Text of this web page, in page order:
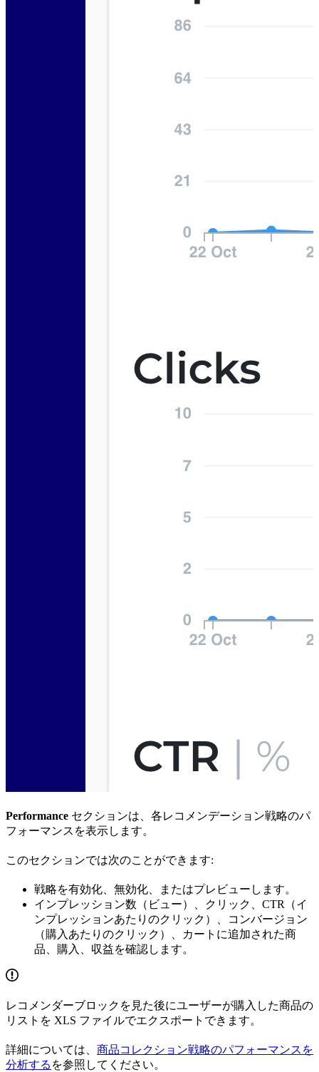
Performance セクションは、各レコメンデーション戦略のパ
フォーマンスを表示します。
このセクションでは次のことができます:
戦略を有効化、無効化、またはプレビューします。
インプレッション数（ビュー）、クリック、CTR（イ
ンプレッションあたりのクリック）、コンバージョン
（購入あたりのクリック）、カートに追加された商
品、購入、収益を確認します。
レコメンダーブロックを見た後にユーザーが購入した商品の
リストを XLS ファイルでエクスポートできます。
詳細については、 商品コレクション戦略のパフォーマンスを
分析する を参照してください。